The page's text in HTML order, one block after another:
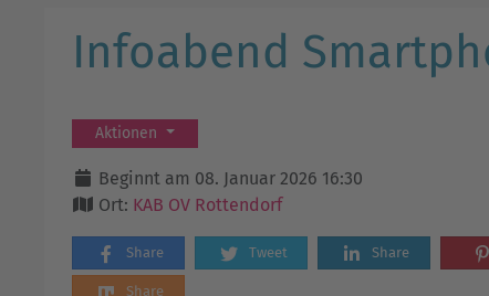
Infoabend
Aktionen
Beginnt am 08. Januar 2026 16:30
Ort: KAB OV Rottendorf
Share Tweet Share
Share